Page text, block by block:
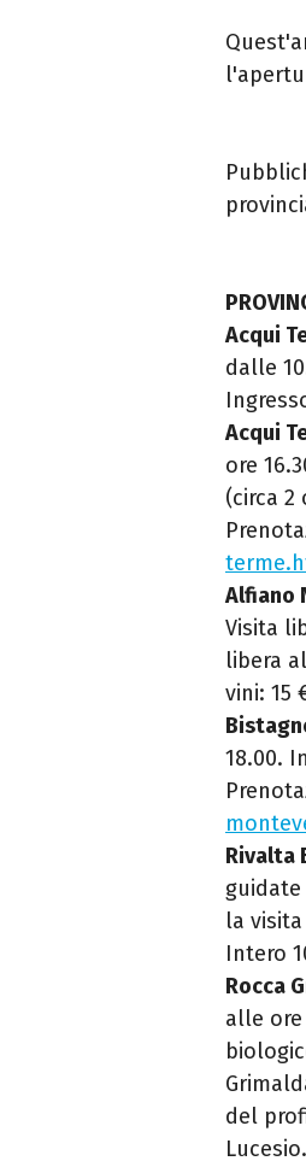
Acqui
dalle
Acqui
ore
(circa
Alfiano
Visita
libera
vini: 15
18.00.
Rivalta
la
Intero
Rocca
alle
del